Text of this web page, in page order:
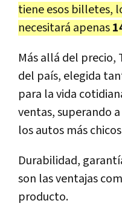
tiene esos billetes,
necesitará apenas
Más allá del precio,
del país, elegida
para la vida
ventas, superando
los autos más
Durabilidad,
son las ventajas
producto.